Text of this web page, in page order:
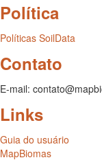
Política
Políticas SoilData
Contato
E-mail:
Links
Guia do usuário
MapBiomas